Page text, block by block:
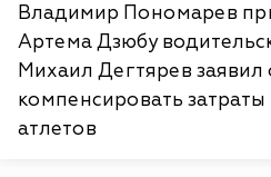
Владимир Пономарев
Артема Дзюбу
Михаил Дегтярев заявил
компенсировать
атлетов